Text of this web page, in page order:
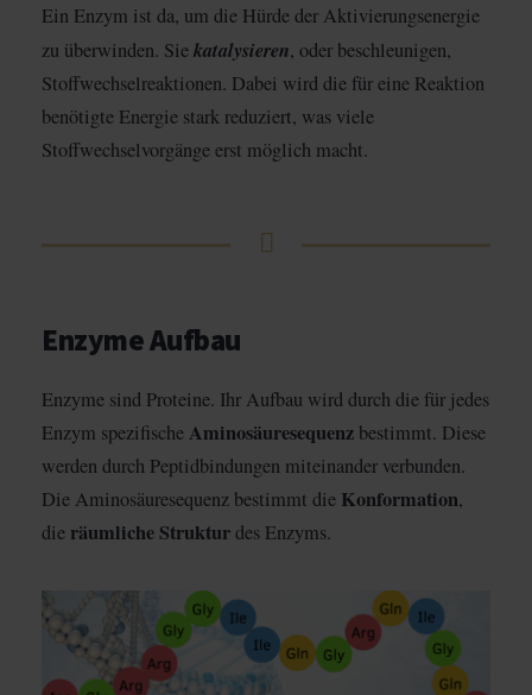
Ein Enzym ist da, um die Hürde der Aktivierungsenergie
zu überwinden. Siekatalysieren, oder beschleunigen,
Stoffwechselreaktionen. Dabei wird die für eine Reaktion
benötigte Energie stark reduziert, was viele
Stoffwechselvorgänge erst möglich macht.
Enzyme Aufbau
Enzyme sind Proteine. Ihr Aufbau wird durch die für jedes
Enzym spezifischeAminosäuresequenz bestimmt. Diese
werden durch Peptidbindungen miteinander verbunden.
Die Aminosäuresequenz bestimmt die Konformation,
die räumliche Strukturdes Enzyms.